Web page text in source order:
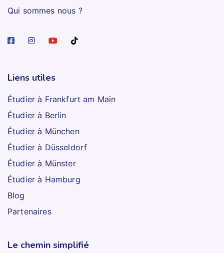
Qui sommes nous ?
Liens utiles
Étudier à Frankfurt am Main
Étudier à Berlin
Étudier à München
Étudier à Düsseldorf
Étudier à Münster
Étudier à Hamburg
Blog
Partenaires
Le chemin simplifié